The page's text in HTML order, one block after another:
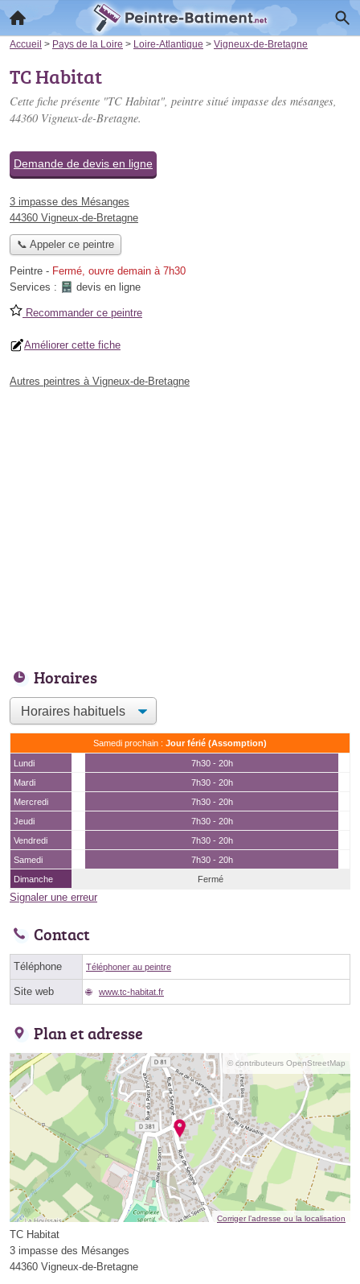
Accueil > Pays de la Loire > Loire-Atlantique > Vigneux-de-Bretagne
TC Habitat
Cette fiche présente "TC Habitat", peintre situé impasse des mésanges,
44360 Vigneux-de-Bretagne.
Demande de devis en ligne
3 impasse des Mésanges
44360 Vigneux-de-Bretagne
📞 Appeler ce peintre
Peintre - Fermé, ouvre demain à 7h30
Services :
devis en ligne
Recommander ce peintre
Améliorer cette fiche
Autres peintres à Vigneux-de-Bretagne
Horaires
Samedi prochain : Jour férié (Assomption)
Lundi
7h30 - 20h
Mardi
7h30 - 20h
Mercredi
7h30 - 20h
Jeudi
7h30 - 20h
Vendredi
7h30 - 20h
Samedi
7h30 - 20h
Dimanche
Fermé
Signaler une erreur
Contact
Téléphone Téléphoner au peintre
Site web www.tc-habitat.fr
Plan et adresse
© contributeurs OpenStreetMap
Corriger l’adresse ou la localisation
TC Habitat
3 impasse des Mésanges
44360 Vigneux-de-Bretagne